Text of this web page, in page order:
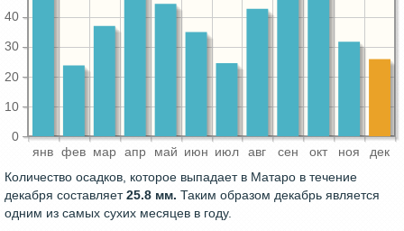
янв фев мар апр май июн июл авг сен окт ноя дек
0
10
20
30
40
Количество осадков, которое выпадает в Матаро в течение
декабря составляет25.8 мм. Таким образом декабрь является
одним из самых сухих месяцев в году.